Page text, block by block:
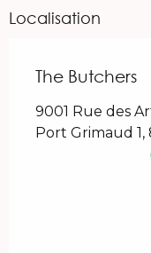
Localisation
The Butchers
9001 Rue des
Port Grimaud 1,